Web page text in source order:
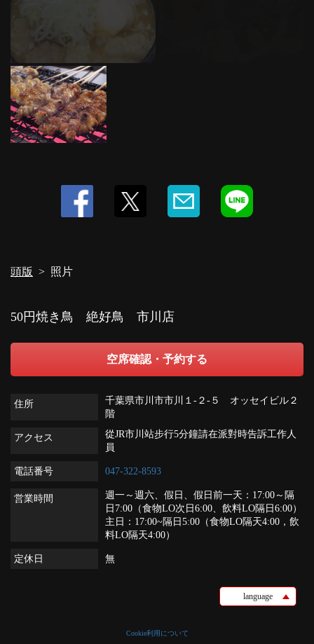
頭版 照片
50円焼き鳥 絶好鳥 市川店
空席確認・予約する
住所
千葉県市川市市川１-２-５ オッセイビル２
階
アクセス
從JR市川站步行5分鐘請在派對時告訴工作人
員
電話番号 047-322-8593
営業時間
週一～週六、假日、假日前一天：17:00～隔
日7:00（食物LO次日6:00、飲料LO隔日6:00）
主日：17:00~隔日5:00（食物LO隔天4:00，飲
料LO隔天4:00）
定休日 無
language
Cookie利用について